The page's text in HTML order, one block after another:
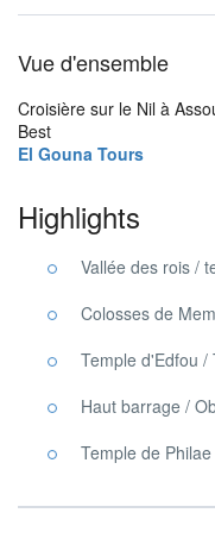
Vue d'ensemble
Croisière sur le Nil à
Best
El Gouna Tours
Highlights
Vallée des rois /
Colosses de
Temple d'Edfou /
Haut barrage /
Temple de